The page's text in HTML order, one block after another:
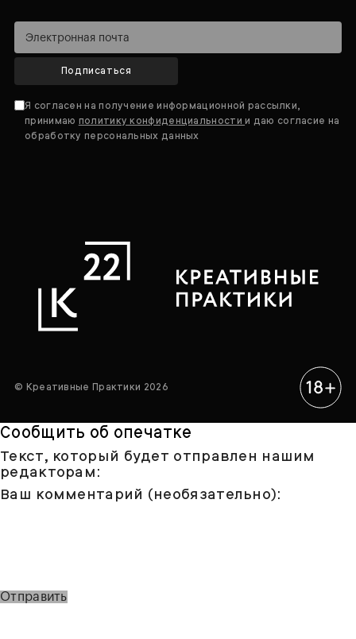
Подписаться
Я согласен на получение информационной рассылки,
принимаю политику конфиденциальностии даю согласие на
обработку персональных данных
© Креативные Практики 2026
Сообщить об опечатке
Текст, который будет отправлен нашим
редакторам:
Ваш комментарий (необязательно):
Отправить